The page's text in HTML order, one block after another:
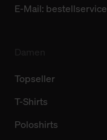
E-Mail:
Topseller
T-Shirts
Poloshirts